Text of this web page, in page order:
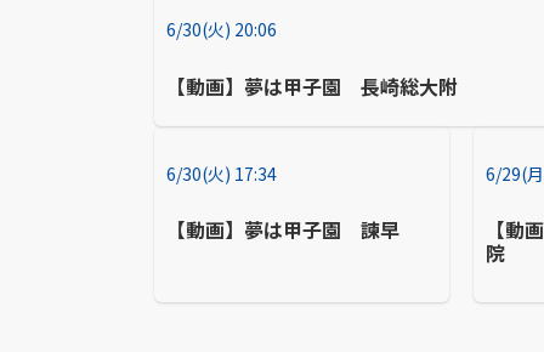
6/30(火) 20:06
【動画】夢は甲子園 長崎総大附
6/30(火) 17:34
【動画】夢は甲子園 諫早
6/29(
【動
院